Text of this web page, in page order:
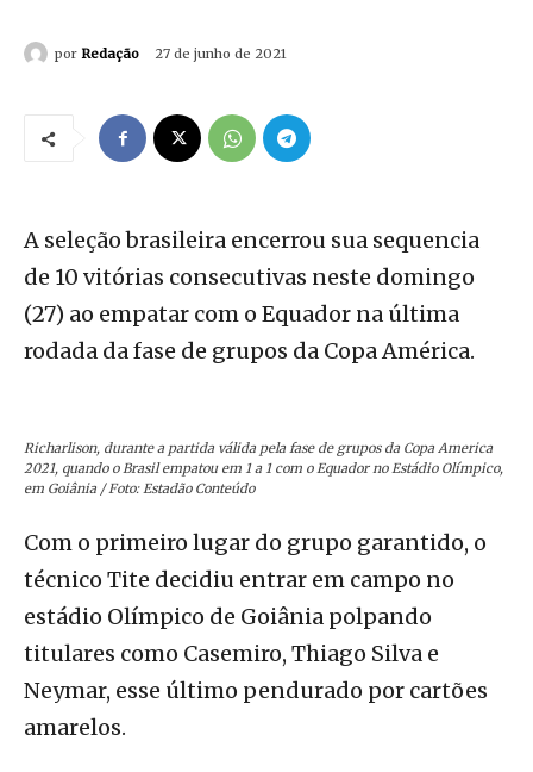
por Redação 27 de junho de 2021
A seleção brasileira encerrou sua sequencia
de 10 vitórias consecutivas neste domingo
(27) ao empatar com o Equador na última
rodada da fase de grupos da Copa América.
Richarlison, durante a partida válida pela fase de grupos da Copa America
2021, quando o Brasil empatou em 1 a 1 com o Equador no Estádio Olímpico,
em Goiânia / Foto: Estadão Conteúdo
Com o primeiro lugar do grupo garantido, o
técnico Tite decidiu entrar em campo no
estádio Olímpico de Goiânia polpando
titulares como Casemiro, Thiago Silva e
Neymar, esse último pendurado por cartões
amarelos.